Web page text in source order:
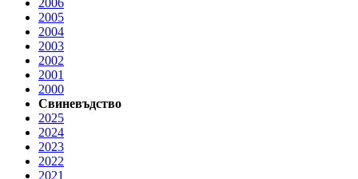
2006
2005
2004
2003
2002
2001
2000
Свиневъдство
2025
2024
2023
2022
2021